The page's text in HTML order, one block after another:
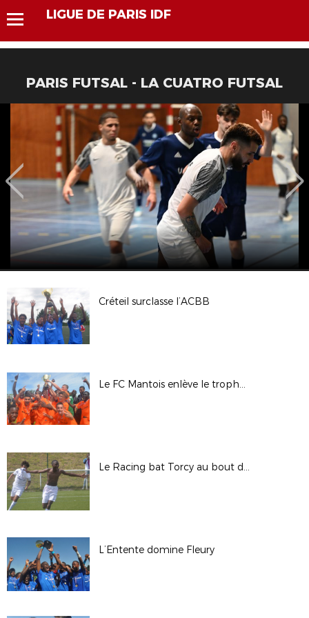
LIGUE DE PARIS IDF
PARIS FUTSAL - LA CUATRO FUTSAL
Créteil surclasse l’ACBB
Le FC Mantois enlève le trophée au CSL Aulnay
Le Racing bat Torcy au bout du suspense
L’Entente domine Fleury